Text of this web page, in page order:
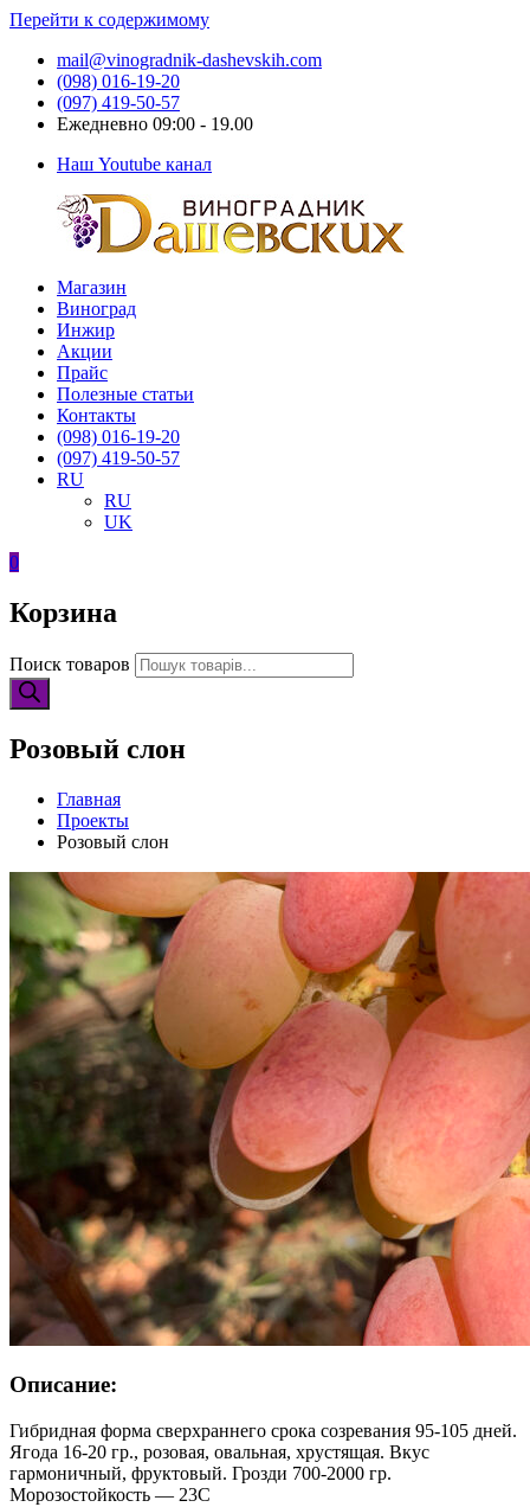
Перейти к содержимому
mail@vinogradnik-dashevskih.com
(098) 016-19-20
(097) 419-50-57
Ежедневно 09:00 - 19.00
Наш Youtube канал
Виноградник
Дашевских
Саженцы
черенки
винограда
Магазин
Виноград
Инжир
Акции
Прайс
Полезные статьи
Контакты
(098) 016-19-20
(097) 419-50-57
RU
RU
UK
0
Корзина
Поиск товаров
Розовый слон
Главная
Проекты
Розовый слон
Описание:
Гибридная форма сверхраннего срока созревания 95-105 дней.
Ягода 16-20 гр., розовая, овальная, хрустящая. Вкус
гармоничный, фруктовый. Грозди 700-2000 гр.
Морозостойкость — 23С